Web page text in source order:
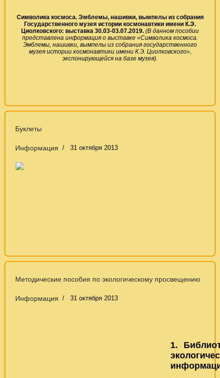
Символика космоса. Эмблемы, нашивки, вымпелы из собрания
Государственного музея истории космонавтики имени К.Э.
Циолковского: выставка 30.03-03.07.2019. (В данном пособии
представлена информация о выставке «Символика космоса.
Эмблемы, нашивки, вымпелы из собрания государственного
музея истории космонавтики имени К.Э. Циолковского»,
экспонирующейся на базе музея).
Буклеты
Информация 31 октября 2013
Методические пособия по экологическому просвещению
Информация 31 октября 2013
1.